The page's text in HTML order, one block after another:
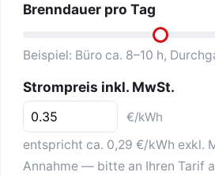
Brenndauer pro Tag
Beispiel: Büro ca. 8–10 h,
Strompreis inkl. MwSt.
€/kWh
entspricht ca. 0,29 €/kWh exkl.
Annahme — bitte an Ihren Tarif